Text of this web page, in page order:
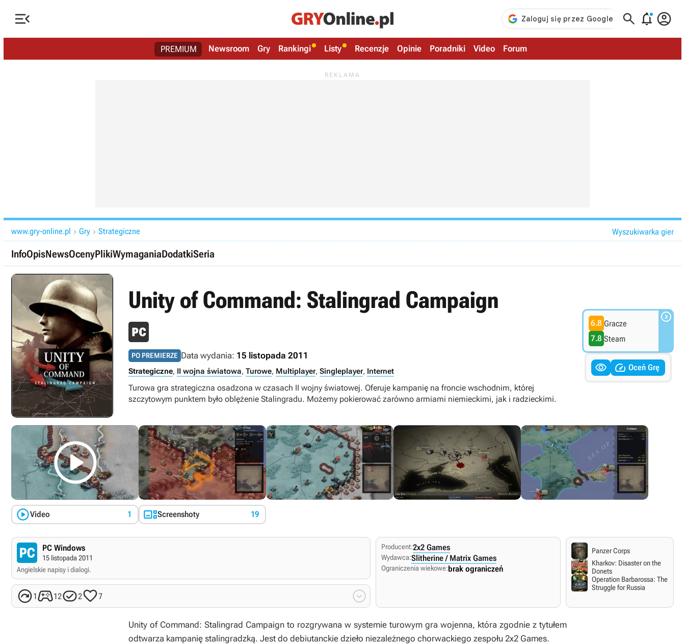
   
PREMIUM Newsroom Gry Rankingi Listy Recenzje Opinie Poradniki Video Forum
www.gry-online.pl  Gry  Strategiczne Wyszukiwarka gier
InfoOpisNewsOcenyPlikiWymaganiaDodatkiSeria
Unity of Command: Stalingrad Campaign
PO PREMIERZE Data wydania: 15 listopada 2011
Strategiczne, II wojna światowa, Turowe, Multiplayer, Singleplayer, Internet
Turowa gra strategiczna osadzona w czasach II wojny światowej. Oferuje kampanię na froncie wschodnim, której
szczytowym punktem było oblężenie Stalingradu. Możemy pokierować zarówno armiami niemieckimi, jak i radzieckimi.
6.8 Gracze
7.8 Steam

  Oceń Grę

Video 1 Screenshoty 19
PC Windows
15 listopada 2011
Angielskie napisy i dialogi.
11227 
Producent:2x2 Games
Wydawca:Slitherine / Matrix Games
Ograniczenia wiekowe:brak ograniczeń
Panzer Corps
Kharkov: Disaster on the
Donets
Operation Barbarossa: The
Struggle for Russia
Unity of Command: Stalingrad Campaign to rozgrywana w systemie turowym gra wojenna, która zgodnie z tytułem
odtwarza kampanię stalingradzką. Jest do debiutanckie dzieło niezależnego chorwackiego zespołu 2x2 Games.